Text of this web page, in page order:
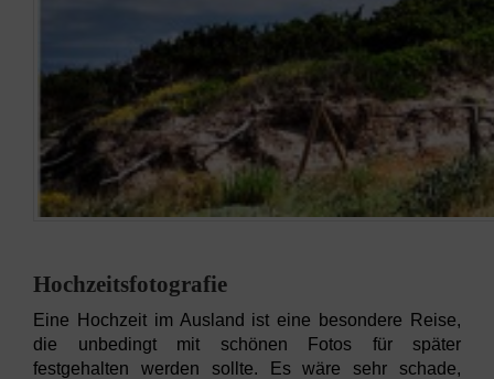
Hochzeitsfotografie
Eine Hochzeit im Ausland ist eine besondere Reise,
die unbedingt mit schönen Fotos für später
festgehalten werden sollte. Es wäre sehr schade,